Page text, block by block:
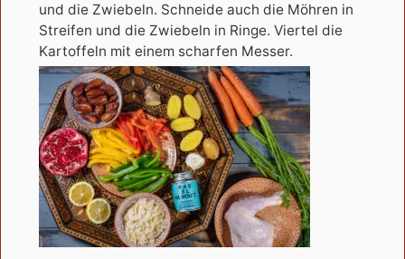
und die Zwiebeln. Schneide auch die Möhren in
Streifen und die Zwiebeln in Ringe. Viertel die
Kartoffeln mit einem scharfen Messer.